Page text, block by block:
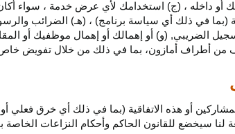
أو داخله ، (ج) استخدامك لأي عرض خدمة ، سواء أكان
(بما في ذلك أي سياسة برنامج) ، (هـ) الضرائب
الضريبي, (و) أو إهمالك أو إهمال موظفيك أو
من أطراف أمازون، بما في ذلك من خلال تفويض
أو هذه الاتفاقية (بما في ذلك أي خرق فعلي
لنا سيخضع للقانون الحاكم وأحكام النزاعات